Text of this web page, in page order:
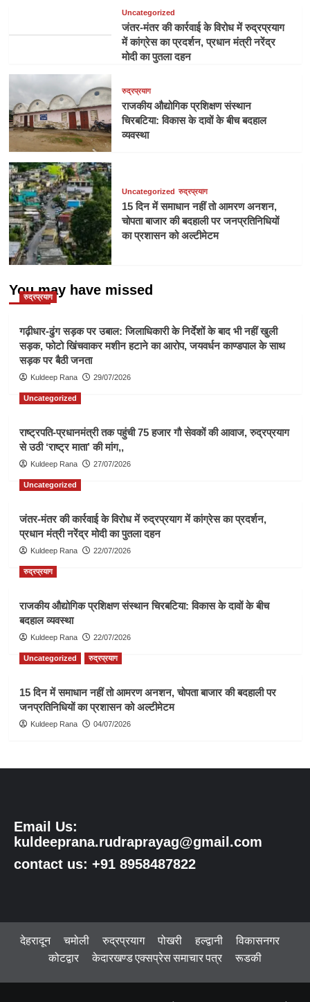
Uncategorized
जंतर-मंतर की कार्रवाई के विरोध में रुद्रप्रयाग
में कांग्रेस का प्रदर्शन, प्रधान मंत्री नरेंद्र
मोदी का पुतला दहन
रुद्रप्रयाग
राजकीय औद्योगिक प्रशिक्षण संस्थान
चिरबटिया: विकास के दावों के बीच बदहाल
व्यवस्था
Uncategorized रुद्रप्रयाग
15 दिन में समाधान नहीं तो आमरण अनशन,
चोपता बाजार की बदहाली पर जनप्रतिनिधियों
का प्रशासन को अल्टीमेटम
You may have missed
रुद्रप्रयाग
गढ़ीधार-ढुंग सड़क पर उबाल: जिलाधिकारी के निर्देशों के बाद भी नहीं खुली
सड़क, फोटो खिंचवाकर मशीन हटाने का आरोप, जयवर्धन काण्डपाल के साथ
सड़क पर बैठी जनता
Kuldeep Rana 29/07/2026
Uncategorized
राष्ट्रपति-प्रधानमंत्री तक पहुंची 75 हजार गौ सेवकों की आवाज, रुद्रप्रयाग
से उठी ‘राष्ट्र माता’ की मांग,,
Kuldeep Rana 27/07/2026
Uncategorized
जंतर-मंतर की कार्रवाई के विरोध में रुद्रप्रयाग में कांग्रेस का प्रदर्शन,
प्रधान मंत्री नरेंद्र मोदी का पुतला दहन
Kuldeep Rana 22/07/2026
रुद्रप्रयाग
राजकीय औद्योगिक प्रशिक्षण संस्थान चिरबटिया: विकास के दावों के बीच
बदहाल व्यवस्था
Kuldeep Rana 22/07/2026
Uncategorized रुद्रप्रयाग
15 दिन में समाधान नहीं तो आमरण अनशन, चोपता बाजार की बदहाली पर
जनप्रतिनिधियों का प्रशासन को अल्टीमेटम
Kuldeep Rana 04/07/2026
Email Us:
kuldeeprana.rudraprayag@gmail.com
contact us: +91 8958487822
देहरादून चमोली रुद्रप्रयाग पोखरी हल्द्वानी
विकासनगर
कोटद्वार
केदारखण्ड एक्सप्रेस समाचार पत्र रूडकी